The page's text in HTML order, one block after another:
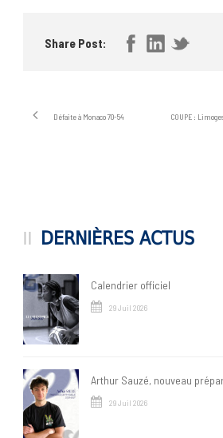
Share Post:
Défaite à Monaco 70-54 COUPE :
DERNIÈRES ACTUS
Calendrier officiel
29 Juil 2026
Arthur Sauzé, nouveau
29 Juil 2026